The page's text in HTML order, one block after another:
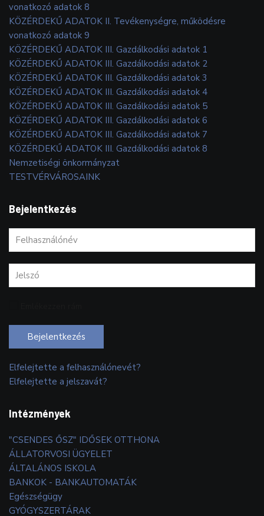
vonatkozó adatok 8
KÖZÉRDEKŰ ADATOK II. Tevékenységre, működésre
vonatkozó adatok 9
KÖZÉRDEKŰ ADATOK III. Gazdálkodási adatok 1
KÖZÉRDEKŰ ADATOK III. Gazdálkodási adatok 2
KÖZÉRDEKŰ ADATOK III. Gazdálkodási adatok 3
KÖZÉRDEKŰ ADATOK III. Gazdálkodási adatok 4
KÖZÉRDEKŰ ADATOK III. Gazdálkodási adatok 5
KÖZÉRDEKŰ ADATOK III. Gazdálkodási adatok 6
KÖZÉRDEKŰ ADATOK III. Gazdálkodási adatok 7
KÖZÉRDEKŰ ADATOK III. Gazdálkodási adatok 8
Nemzetiségi önkormányzat
TESTVÉRVÁROSAINK
Bejelentkezés
Bejelentkezés
Elfelejtette a felhasználónevét?
Elfelejtette a jelszavát?
Intézmények
"CSENDES ŐSZ" IDŐSEK OTTHONA
ÁLLATORVOSI ÜGYELET
ÁLTALÁNOS ISKOLA
BANKOK - BANKAUTOMATÁK
Egészségügy
GYÓGYSZERTÁRAK